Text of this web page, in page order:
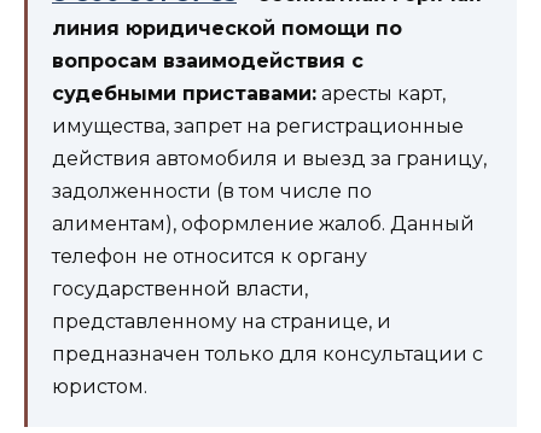
линия юридической помощи по
вопросам взаимодействия с
судебными приставами: аресты карт,
имущества, запрет на регистрационные
действия автомобиля и выезд за границу,
задолженности (в том числе по
алиментам), оформление жалоб. Данный
телефон не относится к органу
государственной власти,
представленному на странице, и
предназначен только для консультации с
юристом.